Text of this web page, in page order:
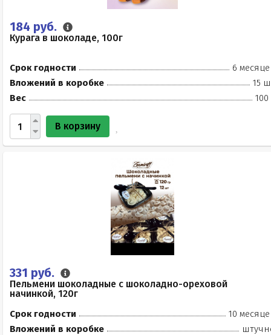
184 руб.
Курага в шоколаде, 100г
Срок годности
6
Вложений в коробке
15
Вес
100
В корзину
331 руб.
Пельмени шоколадные с шоколадно-ореховой
начинкой, 120г
Срок годности
10
Вложений в коробке